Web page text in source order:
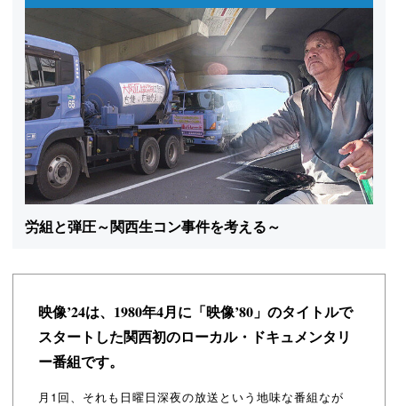
労組と弾圧～関西生コン事件を考える～
映像’24は、1980年4月に「映像’80」のタイトルで
スタートした関西初のローカル・ドキュメンタリ
ー番組です。
月1回、それも日曜日深夜の放送という地味な番組なが